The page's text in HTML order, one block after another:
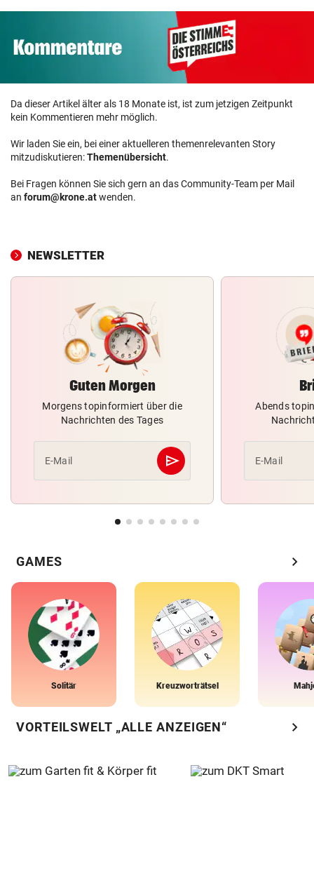
Da dieser Artikel älter als 18 Monate ist, ist zum jetzigen Zeitpunkt
kein Kommentieren mehr möglich.
Wir laden Sie ein, bei einer aktuelleren themenrelevanten Story
mitzudiskutieren:Themenübersicht.
Bei Fragen können Sie sich gern an das Community-Team per Mail
an forum@krone.atwenden.
NEWSLETTER
Guten Morgen
Morgens topinformiert über die
Nachrichten des Tages
E-Mail send
Abschicken
Abends
E-Mail
GAMES chevron_right
Solitär Kreuzworträtsel
VORTEILSWELT „ALLE ANZEIGEN“ chevron_right